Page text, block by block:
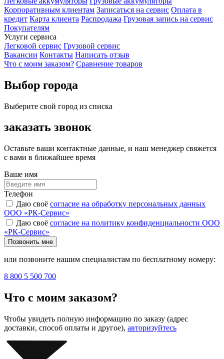
Корпоративным клиентам Записаться на сервис Оплата в
кредит Карта клиента Распродажа Грузовая запись на сервис
Покупателям
Услуги сервиса
Легковой сервис Грузовой сервис
Вакансии Контакты Написать отзыв
Что с моим заказом? Сравнение товаров
Выбор города
Выберите свой город из списка
заказать звонок
Оставьте ваши контактные данные, и наш менеджер свяжется
с вами в ближайшее время
Ваше имя
Телефон
Даю своё согласие на обработку персональных данных
ООО «РК-Сервис»
Даю своё согласие на политику конфиденциальности ООО
«РК-Сервис»
Позвонить мне
или позвоните нашим специалистам по бесплатному номеру:
8 800 5 500 700
Что с моим заказом?
Чтобы увидеть полную информацию по заказу (адрес
доставки, способ оплаты и другое), авторизуйтесь